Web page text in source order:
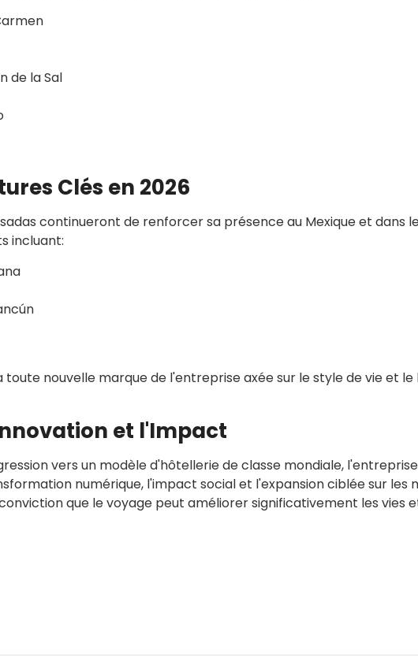
de la Sal
Clés en 2026
continueront de renforcer sa présence au Mexique et dans
incluant:
toute nouvelle marque de l'entreprise axée sur le style de vie et
et l'Impact
vers un modèle d'hôtellerie de classe mondiale,
numérique, l'impact social et l'expansion ciblée sur les
que le voyage peut améliorer significativement les vies